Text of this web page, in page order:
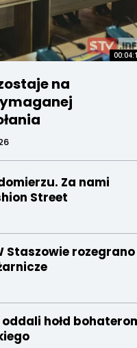
na
Za nami
Street
Staszowie rozegrano
hołd